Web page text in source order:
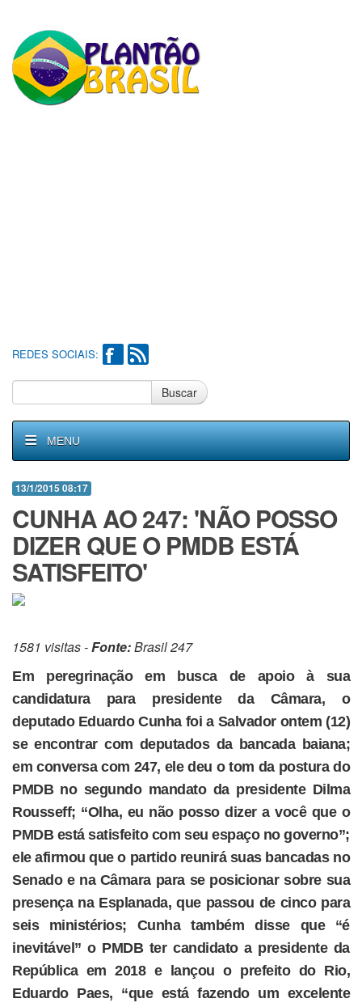
REDES SOCIAIS:
Buscar
MENU
13/1/2015 08:17
CUNHA AO 247: 'NÃO POSSO
DIZER QUE O PMDB ESTÁ
SATISFEITO'
1581 visitas -Fonte:Brasil 247
Em peregrinação em busca de apoio à sua
candidatura para presidente da Câmara, o
deputado Eduardo Cunha foi a Salvador ontem (12)
se encontrar com deputados da bancada baiana;
em conversa com 247, ele deu o tom da postura do
PMDB no segundo mandato da presidente Dilma
Rousseff; “Olha, eu não posso dizer a você que o
PMDB está satisfeito com seu espaço no governo”;
ele afirmou que o partido reunirá suas bancadas no
Senado e na Câmara para se posicionar sobre sua
presença na Esplanada, que passou de cinco para
seis ministérios; Cunha também disse que “é
inevitável” o PMDB ter candidato a presidente da
República em 2018 e lançou o prefeito do Rio,
Eduardo Paes, “que está fazendo um excelente